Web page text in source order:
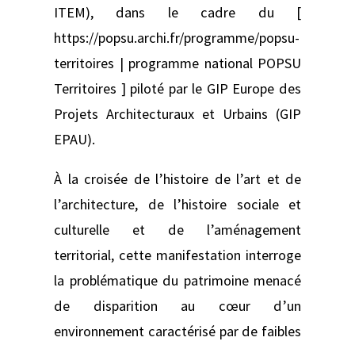
ITEM), dans le cadre du [
https://popsu.archi.fr/programme/popsu-
territoires | programme national POPSU
Territoires ] piloté par le GIP Europe des
Projets Architecturaux et Urbains (GIP
EPAU).
À la croisée de l’histoire de l’art et de
l’architecture, de l’histoire sociale et
culturelle et de l’aménagement
territorial, cette manifestation interroge
la problématique du patrimoine menacé
de disparition au cœur d’un
environnement caractérisé par de faibles